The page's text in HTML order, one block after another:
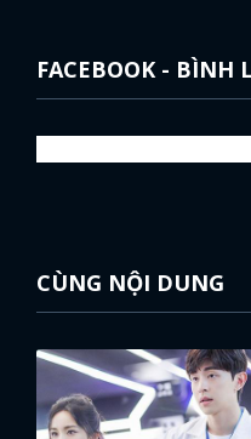
FACEBOOK - BÌNH
CÙNG NỘI DUNG